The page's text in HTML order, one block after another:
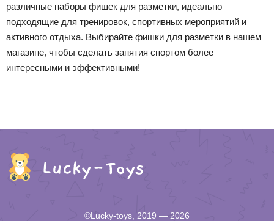
различные наборы фишек для разметки, идеально
подходящие для тренировок, спортивных мероприятий и
активного отдыха. Выбирайте фишки для разметки в нашем
магазине, чтобы сделать занятия спортом более
интересными и эффективными!
©Lucky-toys, 2019 — 2026